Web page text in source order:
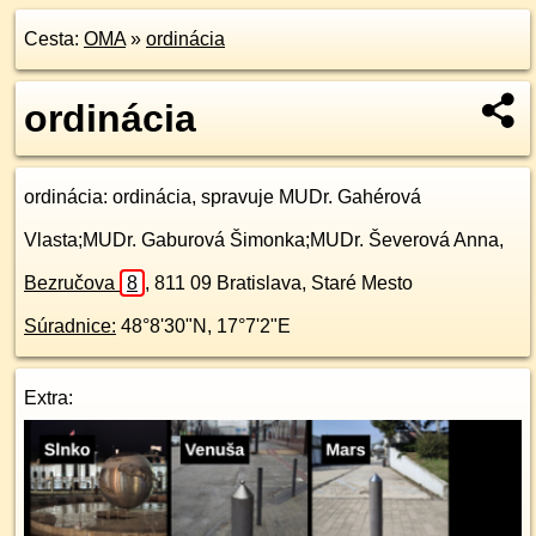
Cesta: OMA» ordinácia
ordinácia
ordinácia: ordinácia, spravuje MUDr. Gahérová
Vlasta;MUDr. Gaburová Šimonka;MUDr. Ševerová Anna,
Bezručova 8 , 811 09 Bratislava, Staré Mesto
Súradnice: 48°8'30"N , 17°7'2"E
Extra: